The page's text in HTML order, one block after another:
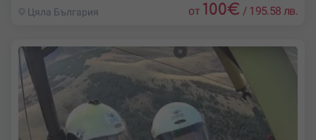
Цяла България от 100€ / 195.58 лв.